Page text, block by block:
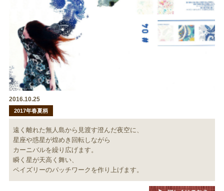
2016.10.25
2017年春夏柄
遠く離れた無人島から見渡す澄んだ夜空に、
星座や惑星が煌めき回転しながら
カーニバルを繰り広げます。
瞬く星が天高く舞い、
ペイズリーのパッチワークを作り上げます。